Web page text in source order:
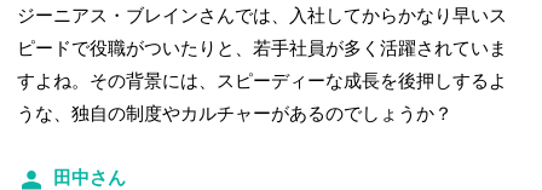
ジーニアス・ブレインさんでは、入社してからかなり早いス
ピードで役職がついたりと、若手社員が多く活躍されていま
すよね。その背景には、スピーディーな成長を後押しするよ
うな、独自の制度やカルチャーがあるのでしょうか？
田中さん